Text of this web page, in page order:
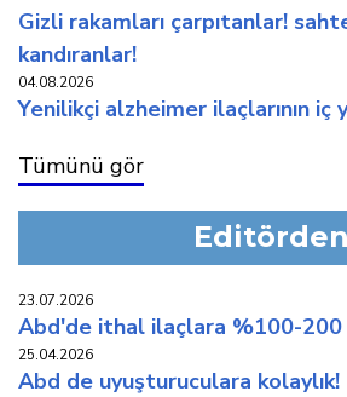
gi̇zli̇ rakamlari çarpitanlar! sahte rakamlarla
kandiranlar!
04.08.2026
yeni̇li̇kçi̇ alzhei̇mer i̇laçlarinin i̇ç
Tümünü gör
Editörden
23.07.2026
abd'de i̇thal i̇laçlara %100-
25.04.2026
abd de uyuşturuculara kolaylik!